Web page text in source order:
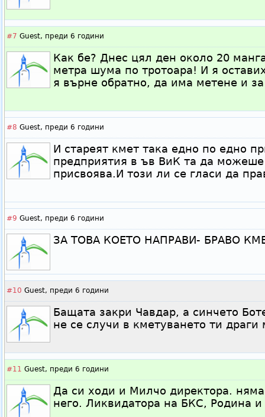
#7 Guest, преди 6 години
Как бе? Днес цял ден около 20
метра шума по тротоара! И я
я върне обратно, да има метене и
#8 Guest, преди 6 години
И стареят кмет така едно по едно
предприятия в ъв ВиК та да
присвоява.И този ли се гласи да
#9 Guest, преди 6 години
ЗА ТОВА КОЕТО НАПРАВИ- БРАВО
#10 Guest, преди 6 години
Бащата закри Чавдар, а синчето
не се случи в кметуването ти драги
#11 Guest, преди 6 години
Да си ходи и Милчо директора.
него. Ликвидатора на БКС, Родина